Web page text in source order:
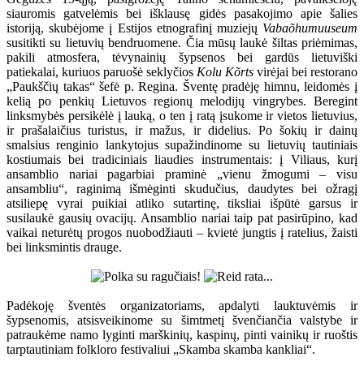
siauromis gatvelėmis bei išklausę gidės pasakojimo apie šalies
istoriją, skubėjome į Estijos etnografinį muziejų Vabaõhumuuseum
susitikti su lietuvių bendruomene. Čia mūsų laukė šiltas priėmimas,
pakili atmosfera, tėvynainių šypsenos bei gardūs lietuviški
patiekalai, kuriuos paruošė seklyčios Kolu Kõrts virėjai bei restorano
„Paukščių takas“ šefė p. Regina. Šventę pradėję himnu, leidomės į
kelią po penkių Lietuvos regionų melodijų vingrybes. Beregint
linksmybės persikėlė į lauką, o ten į ratą įsukome ir vietos lietuvius,
ir prašalaičius turistus, ir mažus, ir didelius. Po šokių ir dainų
smalsius renginio lankytojus supažindinome su lietuvių tautiniais
kostiumais bei tradiciniais liaudies instrumentais: į Viliaus, kurį
ansamblio nariai pagarbiai praminė „vienu žmogumi – visu
ansambliu“, raginimą išmėginti skudučius, daudytes bei ožragį
atsiliepę vyrai puikiai atliko sutartinę, tiksliai išpūtė garsus ir
susilaukė gausių ovacijų. Ansamblio nariai taip pat pasirūpino, kad
vaikai neturėtų progos nuobodžiauti – kvietė jungtis į ratelius, žaisti
bei linksmintis drauge.
Padėkoję šventės organizatoriams, apdalyti lauktuvėmis ir
šypsenomis, atsisveikinome su šimtmetį švenčiančia valstybe ir
patraukėme namo lyginti marškinių, kaspinų, pinti vainikų ir ruoštis
tarptautiniam folkloro festivaliui „Skamba skamba kankliai“.